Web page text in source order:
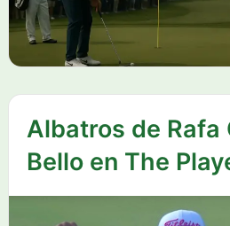
Albatros de Rafa
Bello en The